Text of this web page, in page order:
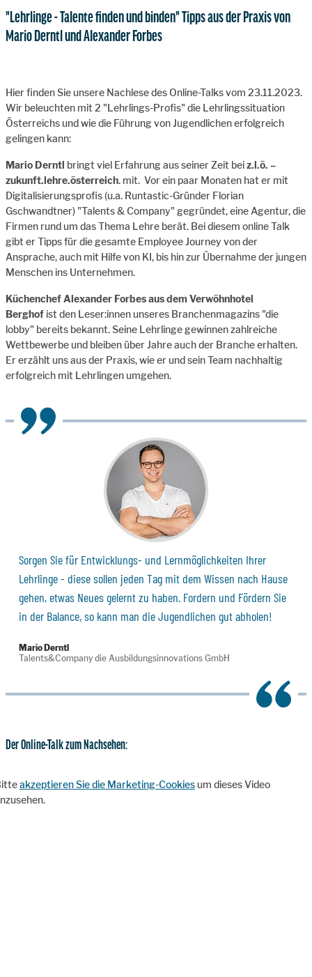
"Lehrlinge - Talente finden und binden" Tipps aus der Praxis von
Mario Derntl und Alexander Forbes
Hier finden Sie unsere Nachlese des Online-Talks vom 23.11.2023.
Wir beleuchten mit 2 "Lehrlings-Profis" die Lehrlingssituation
Österreichs und wie die Führung von Jugendlichen erfolgreich
gelingen kann:
Mario Derntl bringt viel Erfahrung aus seiner Zeit beiz.l.ö. –
zukunft.lehre.österreich. mit. Vor ein paar Monaten hat er mit
Digitalisierungsprofis (u.a. Runtastic-Gründer Florian
Gschwandtner) "Talents & Company" gegründet, eine Agentur, die
Firmen rund um das Thema Lehre berät. Bei diesem online Talk
gibt er Tipps für die gesamte Employee Journey von der
Ansprache, auch mit Hilfe von KI, bis hin zur Übernahme der jungen
Menschen ins Unternehmen.
Küchenchef Alexander Forbes aus dem Verwöhnhotel
Berghof ist den Leser:innen unseres Branchenmagazins "die
lobby" bereits bekannt. Seine Lehrlinge gewinnen zahlreiche
Wettbewerbe und bleiben über Jahre auch der Branche erhalten.
Er erzählt uns aus der Praxis, wie er und sein Team nachhaltig
erfolgreich mit Lehrlingen umgehen.
Sorgen Sie für Entwicklungs- und Lernmöglichkeiten Ihrer
Lehrlinge - diese sollen jeden Tag mit dem Wissen nach Hause
gehen, etwas Neues gelernt zu haben. Fordern und Fördern Sie
in der Balance, so kann man die Jugendlichen gut abholen!
Mario Derntl
Talents&Company die Ausbildungsinnovations GmbH
Der Online-Talk zum Nachsehen:
akzeptieren Sie die Marketing-Cookies um dieses Video